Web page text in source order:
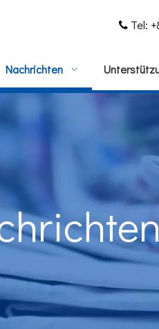
 Tel:
Nachrichten